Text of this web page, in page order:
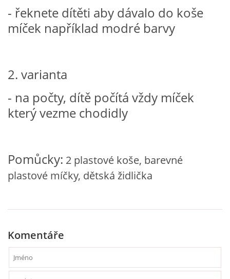
VÝTVARNÉ AKTIVITY - ZIMA
HÁDANKY K TÉMATU JARO, LÉTO, PODZIM,ZIMA
PÍSNĚ K TÉMATU JARO
POHYBOVÉ AKTIVITY NA TÉMA JARO
BÁSNĚ K TÉMATU LÉTO
POHYBOVÉ AKTIVITY NA TÉMA LÉTO
- řeknete dítěti aby dávalo do koše
míček například modré barvy
2. varianta
- na počty, dítě počítá vždy míček
který vezme chodidly
Pomůcky: 2 plastové koše, barevné
plastové míčky, dětská židlička
Komentáře